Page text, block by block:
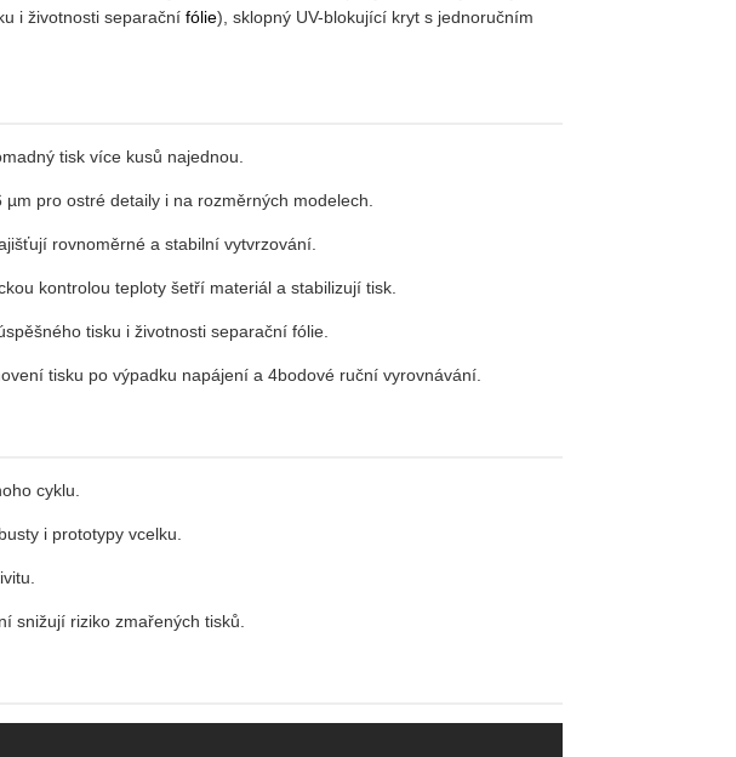
i životnosti separační fólie), sklopný UV-blokující kryt s jednoručním
tisk více kusů najednou.
pro ostré detaily i na rozměrných modelech.
rovnoměrné a stabilní vytvrzování.
kontrolou teploty šetří materiál a stabilizují tisk.
tisku i životnosti separační fólie.
tisku po výpadku napájení a 4bodové ruční vyrovnávání.
cyklu.
i prototypy vcelku.
snižují riziko zmařených tisků.